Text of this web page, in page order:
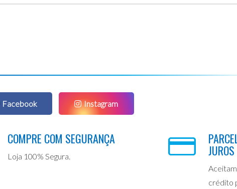
Facebook Instagram
COMPRE COM SEGURANÇA
Loja 100% Segura. JUROS
crédito